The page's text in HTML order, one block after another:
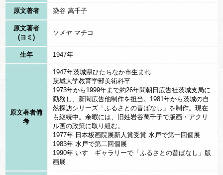
です。
驚いた殿様は、急いで城へ戻りました。
ところが、お城に戻ると、火の出た様子などどこにもないので
す。
まして、早馬を出した者など誰もおりませんでした。
殿様は、いったい誰が何のためにこのようなことをしたのか調べ
させましたが、とうとう判らずじまいでした。
ちょうどその頃、お稲荷様の近くで、狐が子供を産んだばかりだ
ったのです。もしかして、その母狐が子狐を守るために、侍に化
けて狩りを止めさせたのかもしれません。
この笠師のお稲荷様は、別名「赤ふんどし稲荷」とも呼ばれてい
原文著者 染谷 萬千子
原文著者
(ヨミ)
ソメヤ マチコ
生年 1947年
原文著者備
考
1947年茨城県ひたちなか市生まれ
茨城大学教育学部美術科卒
1973年から1999年まで約26年間朝日広告社茨城支局に
勤務し、新聞広告他制作を担当。1981年から茨城の自
然探訪シリーズ「ふるさとの昔ばなし」を制作。現在
も継続中。余暇には、旧姓岩谷萬千子で版画・アクリ
ル画の政策に取り組む。
1977年 日本板画院展新人賞受賞 水戸で第一回個展
1983年 水戸で第二回個展
1990年 いすゞギャラリーで「ふるさとの昔ばなし」版
画展